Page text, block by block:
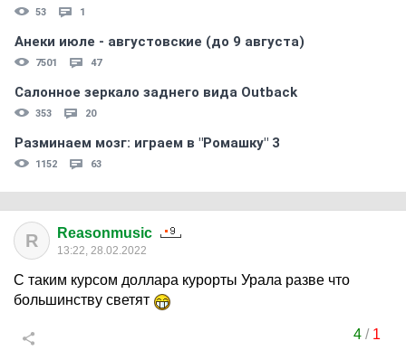
53 1
Анеки июле - августовские (до 9 августа)
7501 47
Салонное зеркало заднего вида Outback
353 20
Разминаем мозг: играем в "Ромашку" 3
1152 63
R Reasonmusic
13:22, 28.02.2022
С таким курсом доллара курорты Урала разве что
большинству светят
4/ 1